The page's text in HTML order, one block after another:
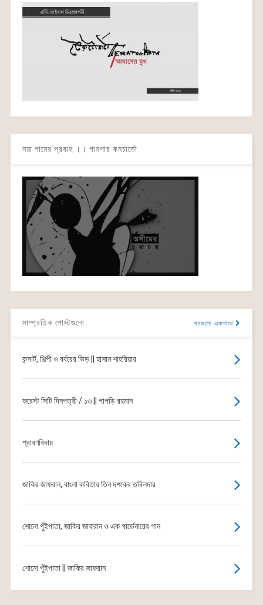
নয়া গানের প্রবাহ ।। গানপার কনচার্তো
সাম্প্রতিক পোস্টগুলো সবগুলো একসাথে
কন্সার্ট, শিল্পী ও বর্বরের ভিড় || হাসান শাহরিয়ার
ফরেস্ট সিটি দিনপত্রী / ১৩ || পাপড়ি রহমান
শ্রাবণবিদায়
জাকির জাফরান, বাংলা কবিতার তিন দশকের তবিলদার
শোনো পুঁইপাতা, জাকির জাফরান ও এক গার্ডেনারের গান
শোনো পুঁইপাতা || জাকির জাফরান